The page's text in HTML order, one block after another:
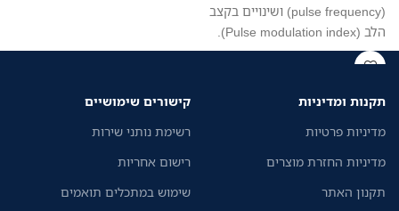
(pulse frequency) ושינויים בקצב
הלב (Pulse modulation index).
תקנות ומדיניות
מדיניות פרטיות
מדיניות החזרת מוצרים
תקנון האתר
קישורים שימושיים
רשימת נותני שירות
רישום אחריות
שימוש במתכלים תואמים